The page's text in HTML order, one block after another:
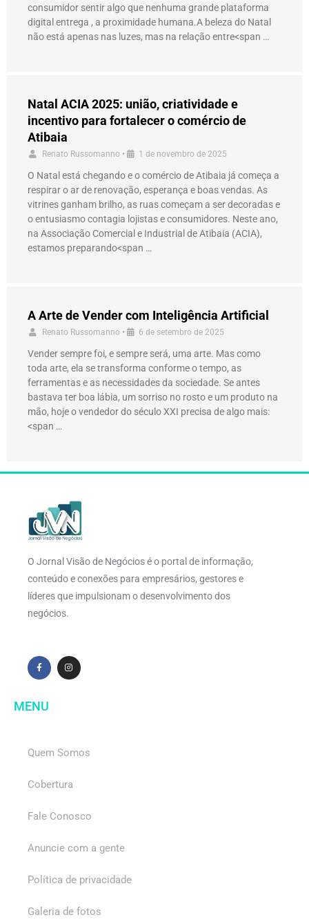
consumidor sentir algo que nenhuma grande plataforma
digital entrega , a proximidade humana.A beleza do Natal
não está apenas nas luzes, mas na relação entre<span …
Natal ACIA 2025: união, criatividade e
incentivo para fortalecer o comércio de
Atibaia
Renato Russomanno • 1 de novembro de 2025
O Natal está chegando e o comércio de Atibaia já começa a
respirar o ar de renovação, esperança e boas vendas. As
vitrines ganham brilho, as ruas começam a ser decoradas e
o entusiasmo contagia lojistas e consumidores. Neste ano,
na Associação Comercial e Industrial de Atibaia (ACIA),
estamos preparando<span …
A Arte de Vender com Inteligência Artificial
Renato Russomanno • 6 de setembro de 2025
Vender sempre foi, e sempre será, uma arte. Mas como
toda arte, ela se transforma conforme o tempo, as
ferramentas e as necessidades da sociedade. Se antes
bastava ter boa lábia, um sorriso no rosto e um produto na
mão, hoje o vendedor do século XXI precisa de algo mais:
<span …
O Jornal Visão de Negócios é o portal de informação,
conteúdo e conexões para empresários, gestores e
líderes que impulsionam o desenvolvimento dos
negócios.
MENU
Quem Somos
Cobertura
Fale Conosco
Anuncie com a gente
Política de privacidade
Galeria de fotos